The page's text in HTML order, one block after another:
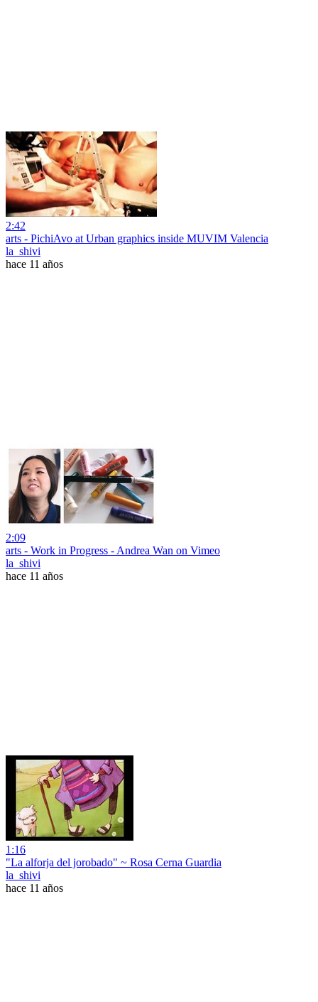
2:42
arts - PichiAvo at Urban graphics inside MUVIM Valencia
la_shivi
hace 11 años
2:09
arts - Work in Progress - Andrea Wan on Vimeo
la_shivi
hace 11 años
1:16
"La alforja del jorobado" ~ Rosa Cerna Guardia
la_shivi
hace 11 años